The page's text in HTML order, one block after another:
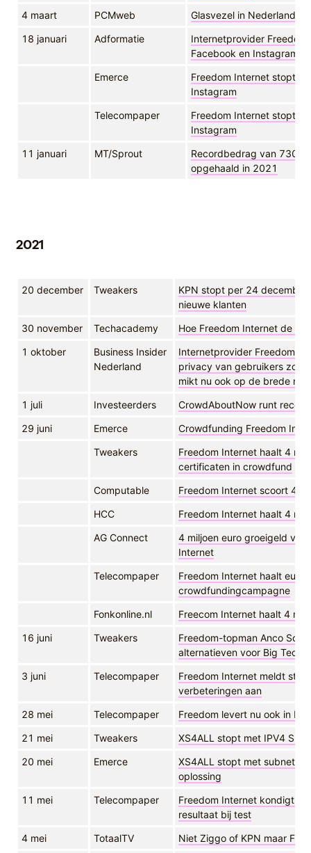
4 maart
PCMweb
Glasvezel in Nederland:
18 januari
Adformatie
Internetprovider
Facebook en Instagram
Emerce
Freedom Internet stopt
Instagram
Telecompaper
Freedom Internet stopt
Instagram
11 januari
MT/Sprout
Recordbedrag van 730
opgehaald in 2021
2021
20 december Tweakers
KPN stopt per 24 december
nieuwe klanten
30 november
Techacademy
Hoe Freedom Internet de
1 oktober
Business Insider
Nederland
Internetprovider Freedom
privacy van gebruikers
mikt nu ook op de brede
1 juli
Investeerders
CrowdAboutNow runt
29 juni
Emerce
Crowdfunding Freedom
Tweakers
Freedom Internet haalt 4
certificaten in crowdfund
Computable
Freedom Internet scoort 4
HCC
Freedom Internet haalt 4
AG Connect
4 miljoen euro groeigeld
Internet
Telecompaper
Freedom Internet haalt eur
crowdfundingcampagne
Fonkonline.nl
Freecom Internet haalt 4
16 juni
Tweakers
Freedom-topman Anco
alternatieven voor Big Tech
3 juni
Telecompaper
Freedom Internet meldt
verbeteringen aan
28 mei
Telecompaper
Freedom levert nu ook in
21 mei
Tweakers
XS4ALL stopt met IPV4
20 mei
Emerce
XS4ALL stopt met
oplossing
11 mei
Telecompaper
Freedom Internet kondigt
resultaat bij test
4 mei
TotaalTV Niet Ziggo of KPN maar